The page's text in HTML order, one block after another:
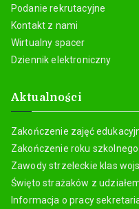
Podanie rekrutacyjne
Kontakt z nami
Wirtualny spacer
Dziennik elektroniczny
Aktualności
Zakończenie zajęć
Zakończenie roku
Zawody strzeleckie klas
Święto strażaków z
Informacja o pracy